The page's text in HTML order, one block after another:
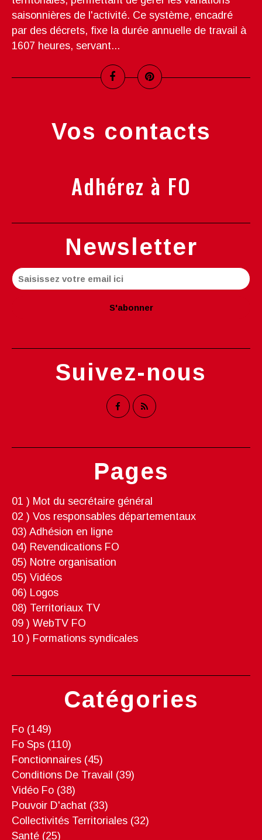
saisonnières de l'activité. Ce système, encadré
par des décrets, fixe la durée annuelle de travail à
1607 heures, servant...
Newsletter
Catégories
Fo (149)
Fo Sps (110)
Fonctionnaires (45)
Conditions De Travail (39)
Vidéo Fo (38)
Pouvoir D'achat (33)
Collectivités Territoriales (32)
Santé (25)
Pages
01 ) Mot du secrétaire général
02 ) Vos responsables départementaux
03) Adhésion en ligne
04) Revendications FO
05) Notre organisation
05) Vidéos
06) Logos
08) Territoriaux TV
09 ) WebTV FO
10 ) Formations syndicales
Suivez-nous
Vos contacts
Adhérez à FO